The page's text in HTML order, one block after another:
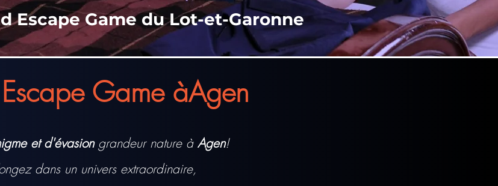
Escape Game du Lot-et-Garonne
pe Game àAgen
et d'évasiongrandeur nature à Agen!​
dans un univers extraordinaire,